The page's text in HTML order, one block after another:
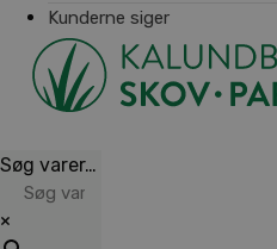
Kunderne siger
Søg varer…
×